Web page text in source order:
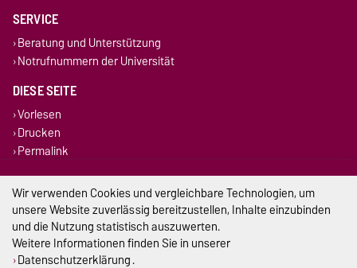
SERVICE
Beratung und Unterstützung
Notrufnummern der Universität
DIESE SEITE
Vorlesen
Drucken
Permalink
Impressum
Datenschutz
Barrierefreiheit
Wir verwenden Cookies und vergleichbare Technologien, um
unsere Website zuverlässig bereitzustellen, Inhalte einzubinden
und die Nutzung statistisch auszuwerten.
Weitere Informationen finden Sie in unserer
Datenschutzerklärung.